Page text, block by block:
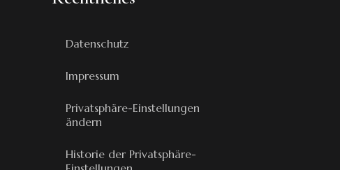
Datenschutz
Impressum
Privatsphäre-Einstellungen
ändern
Historie der Privatsphäre-